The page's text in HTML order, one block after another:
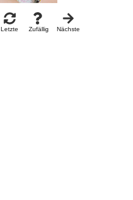
Letzte Zufällig Nächste